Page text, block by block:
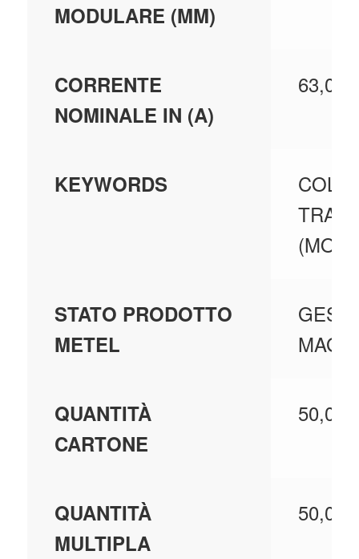
MODULARE (MM)
CORRENTE
NOMINALE IN (A)
63,000
KEYWORDS
STATO PRODOTTO
METEL
QUANTITÀ
CARTONE
50,000
QUANTITÀ
MULTIPLA
50,000